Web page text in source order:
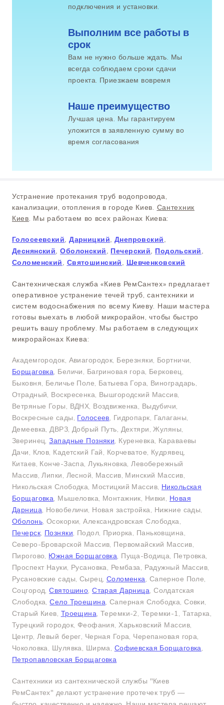
подключения и установки.
Выполним все работы в
срок
Вам не нужно больше ждать. Мы
всегда соблюдаем сроки сдачи
проекта. Приезжаем вовремя
Наше преимущество
Лучшая цена. Мы гарантируем
уложится в заявленную сумму во
время согласования
Устранение протекания труб водопровода,
канализации, отопления в городе Киев. Сантехник
Киев . Мы работаем во всех районах Киева:
Голосеевский,Дарницкий, Днепровский,
Деснянский,Оболонский, Печерский, Подольский,
Соломенский, Святошинский, Шевченковский
Сантехническая служба «Киев РемСантех» предлагает
оперативное устранение течей труб, сантехники и
систем водоснабжения по всему Киеву. Наши мастера
готовы выехать в любой микрорайон, чтобы быстро
решить вашу проблему. Мы работаем в следующих
микрорайонах Киева:
Академгородок, Авиагородок, Березняки, Бортничи,
Борщаговка , Беличи, Багриновая гора, Берковец,
Быковня, Беличье Поле, Батыева Гора, Виноградарь,
Отрадный, Воскресенка, Вышгородский Массив,
Ветряные Горы, ВДНХ, Воздвиженка, Выдубичи,
Воскресные сады, Голосеев , Гидропарк, Галаганы,
Демеевка, ДВРЗ, Добрый Путь, Дехтяри, Жуляны,
Зверинец,Западные Позняки , Куреневка, Караваевы
Дачи, Клов, Кадетский Гай, Корчеватое, Кудрявец,
Китаев, Конче-Заспа, Лукьяновка, Левобережный
Массив, Липки, Лесной, Массив, Минский Массив,
Никольская Слободка, Мостицкий Массив, Никольская
Борщаговка , Мышеловка, Монтажник, Нивки, Новая
Дарница , Новобеличи, Новая застройка, Нижние сады,
Оболонь , Осокорки, Александровская Слободка,
Печерск Позняки , Подол, Приорка, Паньковщина,
Северо-Броварской Массив, Первомайский Массив,
Пирогово, Южная Борщаговка , Пуща-Водица, Петровка,
Проспект Науки, Русановка, Рембаза, Радужный Массив,
Русановские сады, Сырец, Соломенка , Саперное Поле,
Соцгород,Святошино ,Старая Дарница , Солдатская
Слободка,Село Троещина , Саперная Слободка, Совки,
Старый Киев, Троещина , Теремки-2, Теремки-1, Татарка,
Турецкий городок, Феофания, Харьковский Массив,
Центр, Левый берег, Черная Гора, Черепановая гора,
Чоколовка, Шулявка, Ширма, Софиевская Борщаговка
Петропавловская Борщаговка
Сантехники из сантехнической службы "Киев
РемСантех" делают устранение протечек труб —